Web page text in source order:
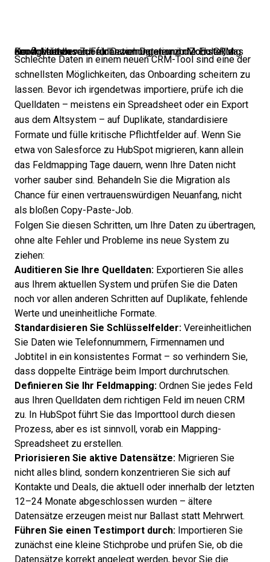
Der Arbeitsbereich für Datenmigration im Zoho CRM ermöglicht das Zuordnen von Dateien zu Modulen, das Konfigurieren von Feldbeziehungen und die Erstellung neuer Module.
Schlechte Daten in einem neuen CRM-Tool sind eine der
schnellsten Möglichkeiten, das Onboarding scheitern zu
lassen. Bevor ich irgendetwas importiere, prüfe ich die
Quelldaten – meistens ein Spreadsheet oder ein Export
aus dem Altsystem – auf Duplikate, standardisiere
Formate und fülle kritische Pflichtfelder auf. Wenn Sie
etwa von Salesforce zu HubSpot migrieren, kann allein
das Feldmapping Tage dauern, wenn Ihre Daten nicht
vorher sauber sind. Behandeln Sie die Migration als
Chance für einen vertrauenswürdigen Neuanfang, nicht
als bloßen Copy-Paste-Job.
Folgen Sie diesen Schritten, um Ihre Daten zu übertragen,
ohne alte Fehler und Probleme ins neue System zu
ziehen:
Auditieren Sie Ihre Quelldaten: Exportieren Sie alles
aus Ihrem aktuellen System und prüfen Sie die Daten
noch vor allen anderen Schritten auf Duplikate, fehlende
Werte und uneinheitliche Formate.
Standardisieren Sie Schlüsselfelder: Vereinheitlichen
Sie Daten wie Telefonnummern, Firmennamen und
Jobtitel in ein konsistentes Format – so verhindern Sie,
dass doppelte Einträge beim Import durchrutschen.
Definieren Sie Ihr Feldmapping: Ordnen Sie jedes Feld
aus Ihren Quelldaten dem richtigen Feld im neuen CRM
zu. In HubSpot führt Sie das Importtool durch diesen
Prozess, aber es ist sinnvoll, vorab ein Mapping-
Spreadsheet zu erstellen.
Priorisieren Sie aktive Datensätze: Migrieren Sie
nicht alles blind, sondern konzentrieren Sie sich auf
Kontakte und Deals, die aktuell oder innerhalb der letzten
12–24 Monate abgeschlossen wurden – ältere
Datensätze erzeugen meist nur Ballast statt Mehrwert.
Führen Sie einen Testimport durch: Importieren Sie
zunächst eine kleine Stichprobe und prüfen Sie, ob die
Datensätze korrekt angelegt werden, bevor Sie die